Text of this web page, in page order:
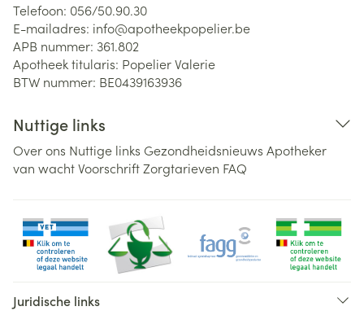
Telefoon: 056/50.90.30
E-mailadres: info@apotheekpopelier.be
APB nummer: 361.802
Apotheek titularis: Popelier Valerie
BTW nummer: BE0439163936
Nuttige links
Over ons Nuttige links Gezondheidsnieuws Apotheker
van wachtVoorschriftZorgtarieven FAQ
Juridische links